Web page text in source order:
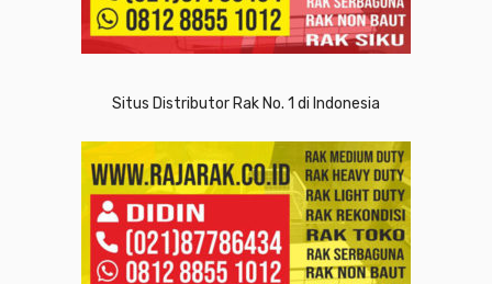
Situs Distributor Rak No. 1 di Indonesia